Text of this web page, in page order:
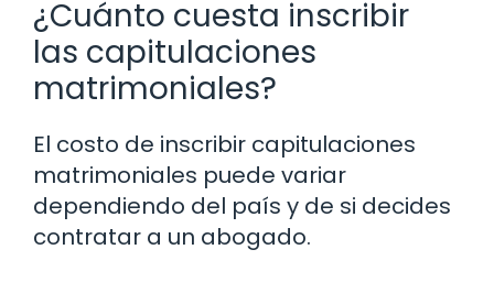
¿Cuánto cuesta inscribir
las capitulaciones
matrimoniales?
El costo de inscribir capitulaciones
matrimoniales puede variar
dependiendo del país y de si decides
contratar a un abogado.